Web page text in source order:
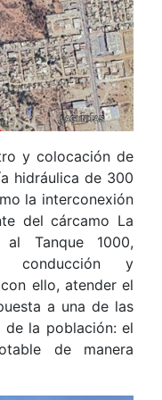
y colocación de
hidráulica de 300
la interconexión
del cárcamo La
Tanque 1000,
conducción y
ello, atender el
a una de las
de la población: el
de manera